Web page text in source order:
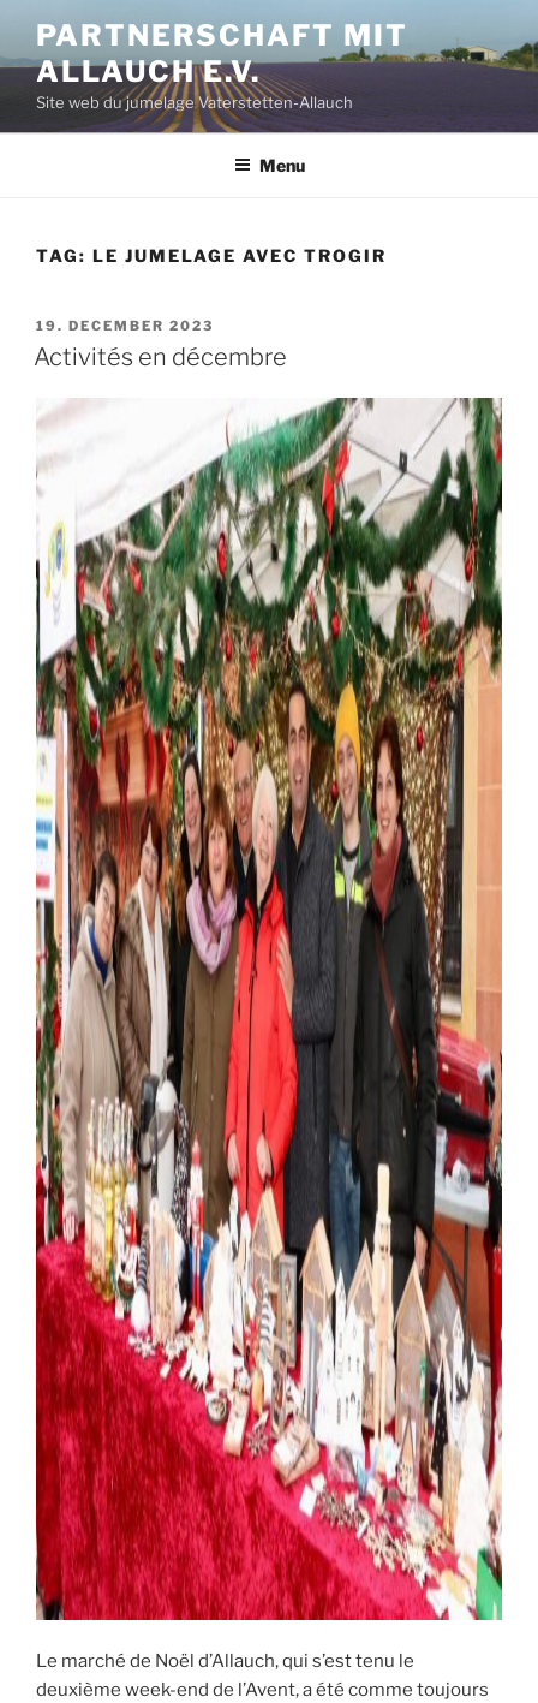
contenu
principal
PARTNERSCHAFT MIT
ALLAUCH E.V.
Site web du jumelage Vaterstetten-Allauch
Menu
TAG: LE JUMELAGE AVEC TROGIR
PUBLIÉ
LE
19. DECEMBER 2023
Activités en décembre
Le marché de Noël d’Allauch, qui s’est tenu le
deuxième week-end de l’Avent, a été comme toujours